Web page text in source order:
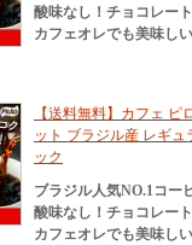
酸味なし！チョコレー
カフェオレでも美味し
【送料無料】カフェ ピ
ット ブラジル産 レギ
ック
ブラジル人気NO.1コー
酸味なし！チョコレー
カフェオレでも美味し